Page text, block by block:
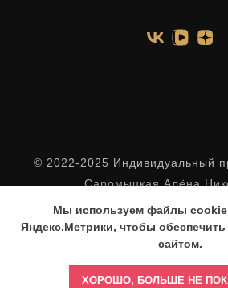
© 2022-2025 Индивидуальный
Саромыцкая Алёна
ИНН
ОГРНИП 304346018400018 от
Мы используем файлы cookie
Яндекс.Метрики, чтобы
сайтом.
ХОРОШО, БОЛЬШЕ НЕ